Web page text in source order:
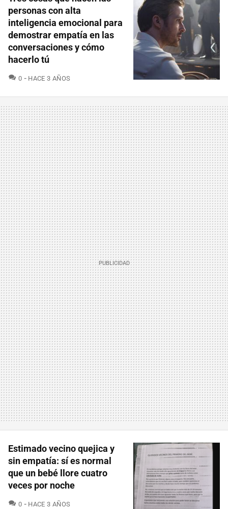
personas con alta
inteligencia emocional para
demostrar empatía en las
conversaciones y cómo
hacerlo tú
0 COMENTARIOS
HACE 3 AÑOS
Estimado vecino quejica y
sin empatía: sí es normal
que un bebé llore cuatro
veces por noche
0 COMENTARIOS
HACE 3 AÑOS